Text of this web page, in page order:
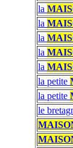
la
la
la
la
la
la petite
la petite
le